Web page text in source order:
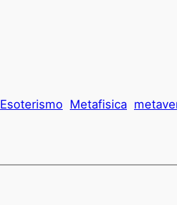
Esoterismo Metafisica